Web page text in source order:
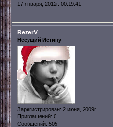
17 января, 2012г. 00:19:41
RezerV
Несущий Истину
Зарегистрирован: 2 июня, 2009г.
Приглашений: 0
Сообщений: 505